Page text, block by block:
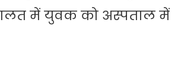
में युवक को अस्पताल में